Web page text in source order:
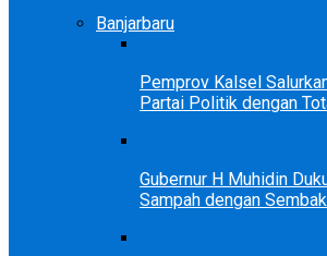
Banjarbaru
Pemprov Kalsel
Partai Politik dengan
Gubernur H Muhidin
Sampah dengan